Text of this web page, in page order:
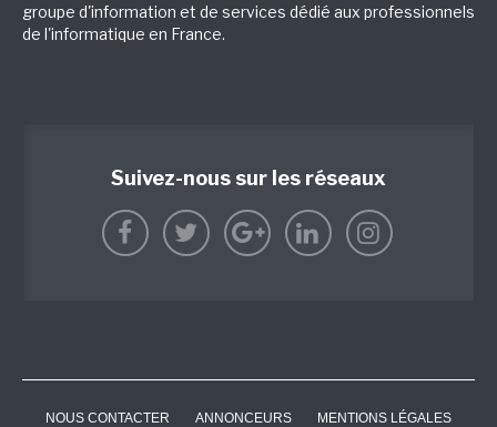
groupe d'information et de services dédié aux professionnels
de l'informatique en France.
Suivez-nous sur les réseaux
NOUS CONTACTER ANNONCEURS
MENTIONS LÉGALES